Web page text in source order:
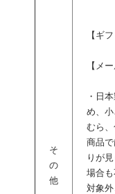
そ
の
他
【ギ
【メ
・日
め、
むら
商品
りが
場合
対象外